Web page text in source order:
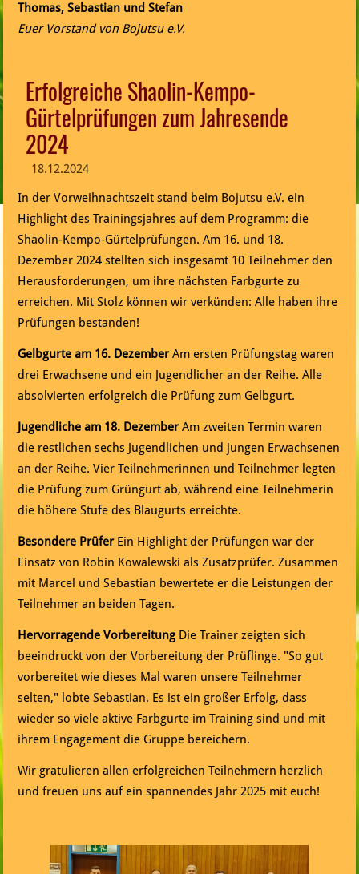
Thomas, Sebastian und Stefan
Euer Vorstand von Bojutsu e.V.
Erfolgreiche Shaolin-Kempo-
Gürtelprüfungen zum Jahresende
2024
18.12.2024
In der Vorweihnachtszeit stand beim Bojutsu e.V. ein
Highlight des Trainingsjahres auf dem Programm: die
Shaolin-Kempo-Gürtelprüfungen. Am 16. und 18.
Dezember 2024 stellten sich insgesamt 10 Teilnehmer den
Herausforderungen, um ihre nächsten Farbgurte zu
erreichen. Mit Stolz können wir verkünden: Alle haben ihre
Prüfungen bestanden!
Gelbgurte am 16. DezemberAm ersten Prüfungstag waren
drei Erwachsene und ein Jugendlicher an der Reihe. Alle
absolvierten erfolgreich die Prüfung zum Gelbgurt.
Jugendliche am 18. DezemberAm zweiten Termin waren
die restlichen sechs Jugendlichen und jungen Erwachsenen
an der Reihe. Vier Teilnehmerinnen und Teilnehmer legten
die Prüfung zum Grüngurt ab, während eine Teilnehmerin
die höhere Stufe des Blaugurts erreichte.
Besondere PrüferEin Highlight der Prüfungen war der
Einsatz von Robin Kowalewski als Zusatzprüfer. Zusammen
mit Marcel und Sebastian bewertete er die Leistungen der
Teilnehmer an beiden Tagen.
Hervorragende Vorbereitung Die Trainer zeigten sich
beeindruckt von der Vorbereitung der Prüflinge. "So gut
vorbereitet wie dieses Mal waren unsere Teilnehmer
selten," lobte Sebastian. Es ist ein großer Erfolg, dass
wieder so viele aktive Farbgurte im Training sind und mit
ihrem Engagement die Gruppe bereichern.
Wir gratulieren allen erfolgreichen Teilnehmern herzlich
und freuen uns auf ein spannendes Jahr 2025 mit euch!